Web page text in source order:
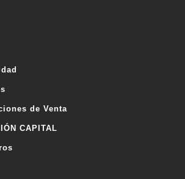
de Venta
CAPITAL